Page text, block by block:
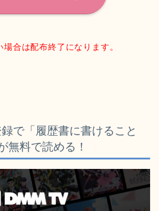
合は配布終了になります。
で「履歴書に書けること
無料で読める！